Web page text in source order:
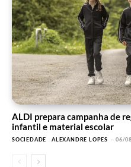
ALDI prepara campanha de
infantil e material escolar
SOCIEDADE ALEXANDRE LOPES - 06/